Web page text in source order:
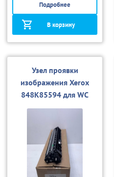
Подробнее
В корзину
Узел проявки
изображения Xerox
848K85594 для WC
7970/AltaLink
055/C8070